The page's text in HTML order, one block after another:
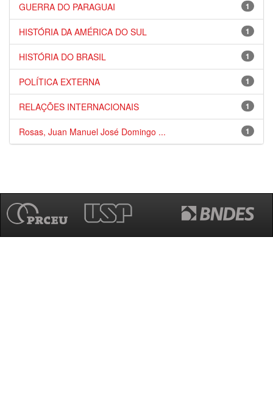
1
GUERRA DO PARAGUAI
1
HISTÓRIA DA AMÉRICA DO SUL
1
HISTÓRIA DO BRASIL
1
POLÍTICA EXTERNA
1
RELAÇÕES INTERNACIONAIS
1
Rosas, Juan Manuel José Domingo ...